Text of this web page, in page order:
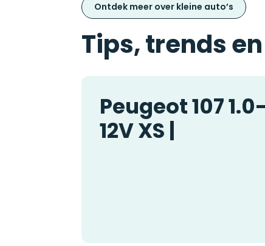
Ontdek meer over kleine auto’s
Tips, trends
Peugeot 107 1.0-
12V XS |